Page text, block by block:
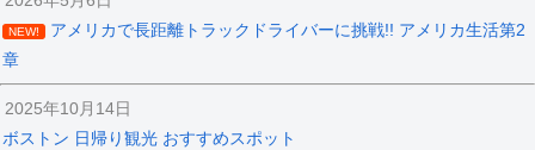
NEW!
アメリカで長距離トラックドライバーに挑戦!! アメリカ生活第2
章
2025年10月14日
ボストン 日帰り観光 おすすめスポット